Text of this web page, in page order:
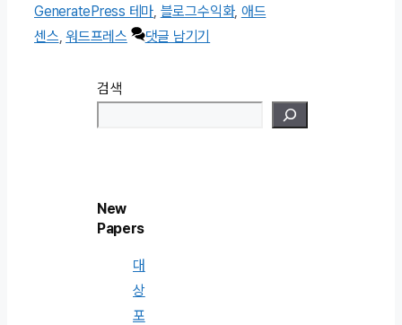
테
고
그
GeneratePress 테마 블로그수익화, 애드
센스 워드프레스 댓글 남기기
검색
New
Papers
대
상
포